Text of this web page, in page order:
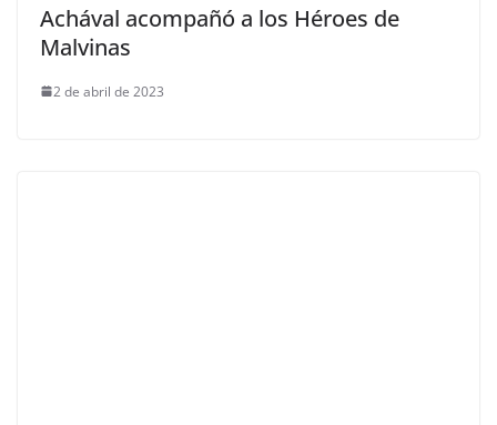
Achával acompañó a los Héroes de
Malvinas
2 de abril de 2023